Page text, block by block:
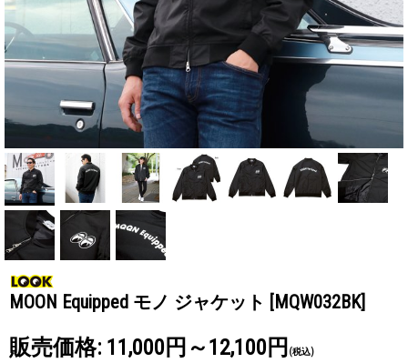
MOON Equipped モノ ジャケット [MQW032BK]
販売価格: 11,000円～12,100円 (税込)